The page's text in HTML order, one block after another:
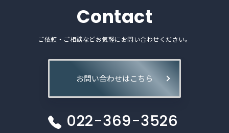
Contact
ご依頼・ご相談などお気軽にお問い合わせください。
お問い合わせはこちら
022-369-3526